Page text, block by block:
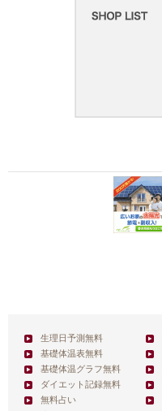
生理日予測無料
基礎体温表無料
基礎体温グラフ無料
ダイエット記録無料
無料占い